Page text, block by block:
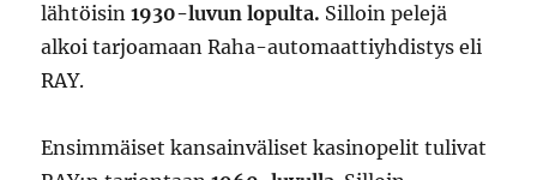
lähtöisin1930-luvun lopulta. Silloin pelejä
alkoi tarjoamaan Raha-automaattiyhdistys eli
RAY.
Ensimmäiset kansainväliset kasinopelit tulivat